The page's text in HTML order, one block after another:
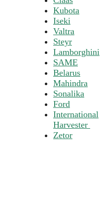
Kubota
Iseki
Valtra
Steyr
Lamborghini
SAME
Belarus
Mahindra
Sonalika
Ford
International
Harvester
Zetor